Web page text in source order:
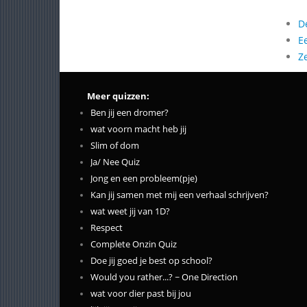
Meer quizzen:
Ben jij een dromer?
wat voorn macht heb jij
Slim of dom
Ja/ Nee Quiz
Jong en een probleem(pje)
Kan jij samen met mij een verhaal schrijven?
wat weet jij van 1D?
Respect
Complete Onzin Quiz
Doe jij goed je best op school?
Would you rather...? ~ One Direction
wat voor dier past bij jou